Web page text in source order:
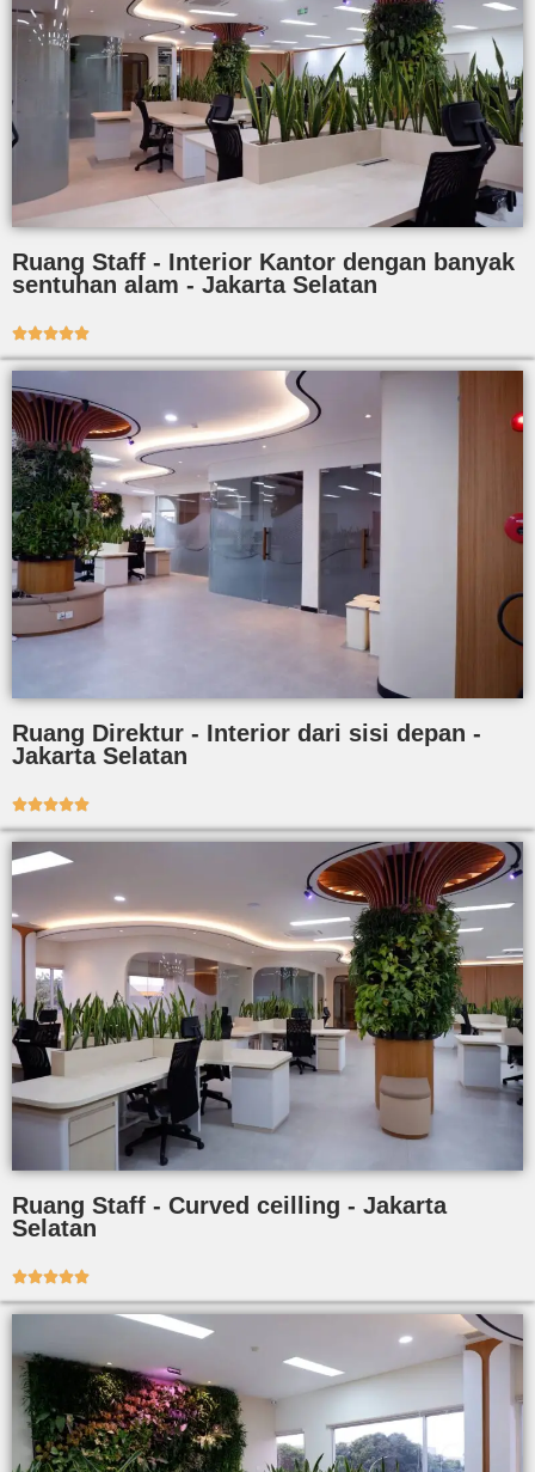
Ruang Staff - Interior Kantor dengan banyak
sentuhan alam - Jakarta Selatan

Ruang Direktur - Interior dari sisi depan -
Jakarta Selatan

Ruang Staff - Curved ceilling - Jakarta
Selatan
